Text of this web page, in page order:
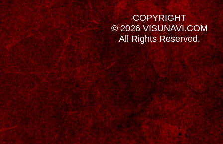
COPYRIGHT
© 2026 VISUNAVI.COM
All Rights Reserved.